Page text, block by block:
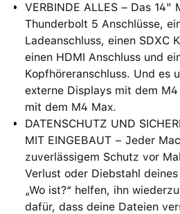
VERBINDE ALLES – Das 14"
Thunderbolt 5 Anschlüsse,
Ladeanschluss, einen SDXC
einen HDMI Anschluss und
Kopfhöreranschluss. Und es
externe Displays mit dem
mit dem M4 Max.
DATENSCHUTZ UND
MIT EINGEBAUT − Jeder
zuverlässigem Schutz vor
Verlust oder Diebstahl
„Wo ist?“ helfen, ihn
dafür, dass deine Dateien